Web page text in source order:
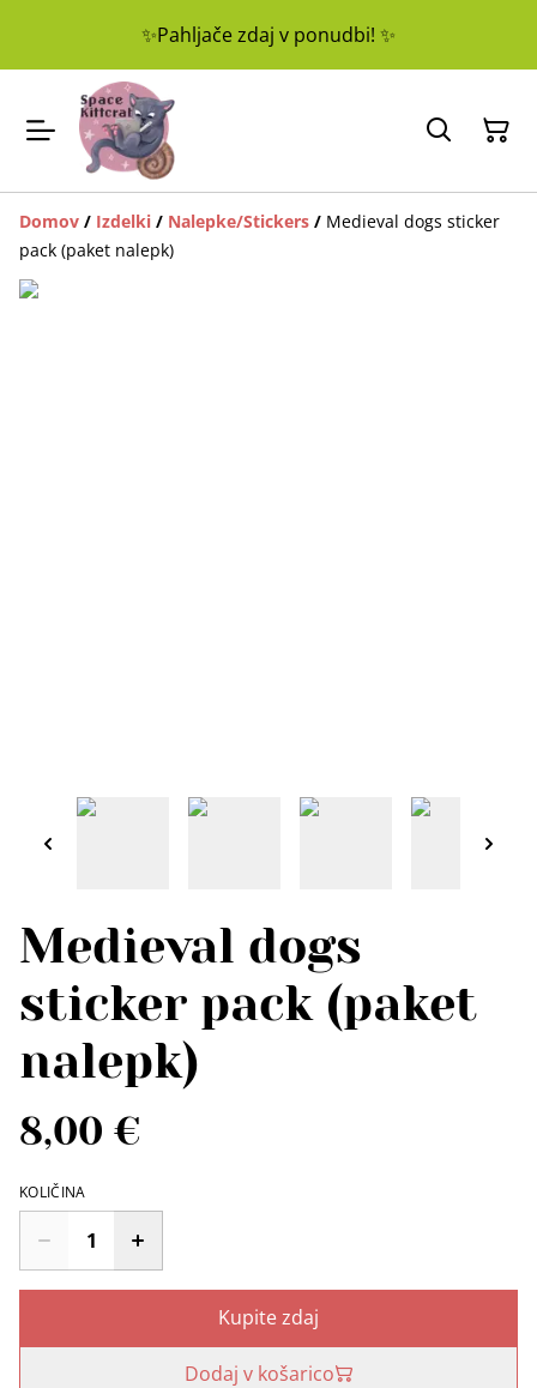
✨Pahljače zdaj v ponudbi! ✨
Domov / Izdelki / Nalepke/Stickers / Medieval dogs sticker
pack (paket nalepk)
Medieval dogs
sticker pack (paket
nalepk)
8,00 €
KOLIČINA
Kupite zdaj
Dodaj v košarico